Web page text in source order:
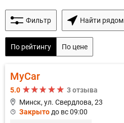
Фильтр Найти рядом
По рейтингу По цене
MyCar
5.0
3 отзыва
Минск, ул. Свердлова, 23
Закрыто до вс 09:00